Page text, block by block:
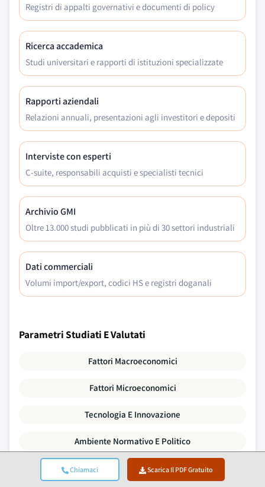
Chiamaci Scarica Il PDF Gratuito
Registri di appalti governativi e documenti di policy
Ricerca accademica
Studi universitari e rapporti di istituzioni specializzate
Rapporti aziendali
Relazioni annuali, presentazioni agli investitori e depositi
Interviste con esperti
C-suite, responsabili acquisti e specialisti tecnici
Archivio GMI
Oltre 13.000 studi pubblicati in più di 30 settori industriali
Dati commerciali
Volumi import/export, codici HS e registri doganali
Parametri Studiati E Valutati
Fattori Macroeconomici
Fattori Microeconomici
Tecnologia E Innovazione
Ambiente Normativo E Politico
Dati Demografici